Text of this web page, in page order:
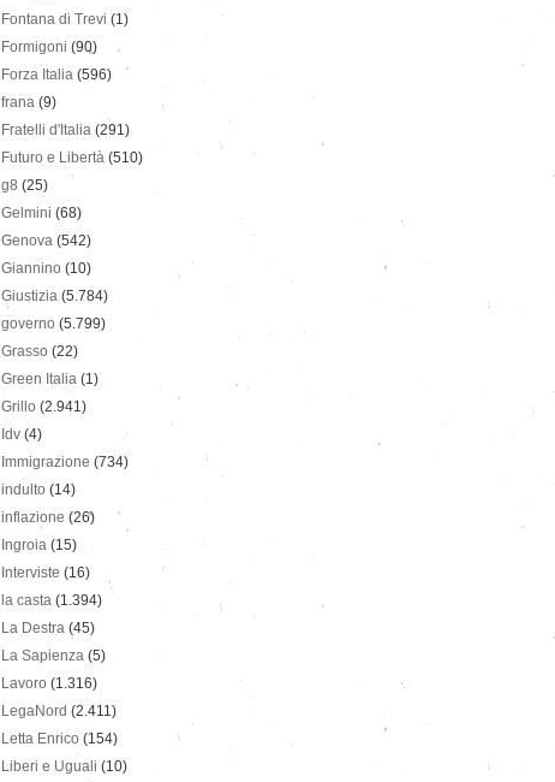
Fontana di Trevi (1)
Formigoni (90)
Forza Italia (596)
frana (9)
Fratelli d'Italia (291)
Futuro e Libertà (510)
g8 (25)
Gelmini (68)
Genova (542)
Giannino (10)
Giustizia (5.784)
governo (5.799)
Grasso (22)
Green Italia (1)
Grillo (2.941)
Idv (4)
Immigrazione (734)
indulto (14)
inflazione (26)
Ingroia (15)
Interviste (16)
la casta (1.394)
La Destra (45)
La Sapienza (5)
Lavoro (1.316)
LegaNord (2.411)
Letta Enrico (154)
Liberi e Uguali (10)